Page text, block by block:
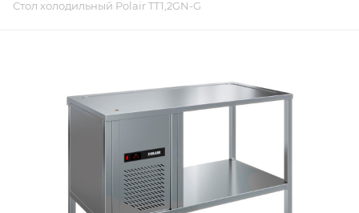
Стол холодильный Polair TT1,2GN-G